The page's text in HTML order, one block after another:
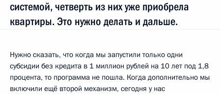
системой, четверть из них уже приобрела
квартиры. Это нужно делать и дальше.
Нужно сказать, что когда мы запустили только одни
субсидии без кредита в 1 миллион рублей на 10 лет под 1,8
процента, то программа не пошла. Когда дополнительно мы
включили ещё второй механизм, сегодня у нас